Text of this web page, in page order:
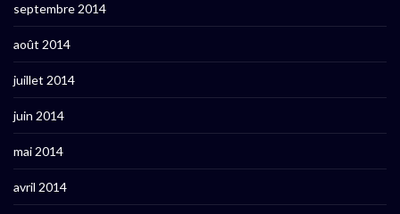
septembre 2014
août 2014
juillet 2014
juin 2014
mai 2014
avril 2014